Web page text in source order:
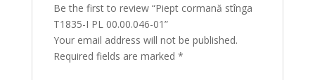
Be the first to review “Piept cormană stînga
T1835-I PL 00.00.046-01”
Your email address will not be published.
Required fields are marked *